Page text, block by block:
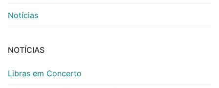
Notícias
NOTÍCIAS
Libras em Concerto